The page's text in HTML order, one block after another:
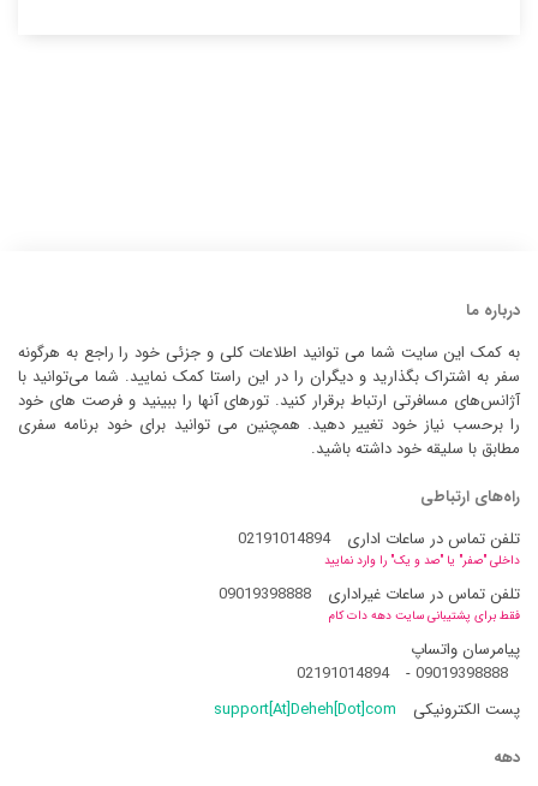
درباره ما
به کمک این سایت شما می توانید اطلاعات کلی و جزئی خود را راجع به هرگونه
سفر به اشتراک بگذارید و دیگران را در این راستا کمک نمایید. شما می‌توانید با
آژانس‌های مسافرتی ارتباط برقرار کنید. تورهای آنها را ببینید و فرصت های خود
را برحسب نیاز خود تغییر دهید. همچنین می توانید برای خود برنامه سفری
مطابق با سلیقه خود داشته باشید.
راه‌های ارتباطی
تلفن تماس در ساعات اداری
02191014894
داخلی "صفر" یا "صد و یک" را وارد نمایید
تلفن تماس در ساعات غیراداری 09019398888
فقط برای پشتیبانی سایت دهه دات کام
پیامرسان واتساپ
09019398888
-
02191014894
پست الکترونیکی
support[At]Deheh[Dot]com
دهه